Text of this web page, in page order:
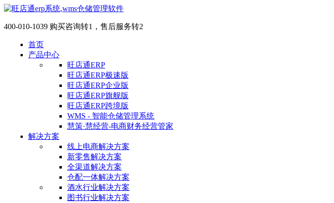
400-010-1039 购买咨询转1，售后服务转2
首页
产品中心
旺店通ERP
旺店通ERP极速版
旺店通ERP企业版
旺店通ERP旗舰版
旺店通ERP跨境版
WMS - 智能仓储管理系统
慧策·慧经营-电商财务经营管家
解决方案
线上电商解决方案
新零售解决方案
全渠道解决方案
仓配一体解决方案
酒水行业解决方案
图书行业解决方案